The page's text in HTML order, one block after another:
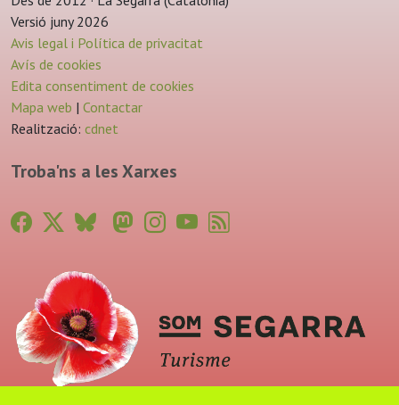
Versió juny 2026
Avis legal i Política de privacitat
Avís de cookies
Edita consentiment de cookies
Mapa web | Contactar
Realització: cdnet
Troba'ns a les Xarxes